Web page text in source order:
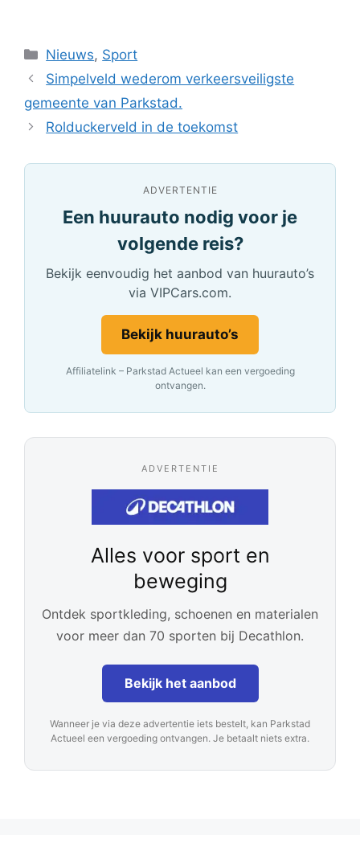
Categorieën
Nieuws, Sport
Simpelveld wederom verkeersveiligste
gemeente van Parkstad.
Rolduckerveld in de toekomst
ADVERTENTIE
Een huurauto nodig voor je
volgende reis?
Bekijk eenvoudig het aanbod van huurauto’s
via VIPCars.com.
Bekijk huurauto’s
Affiliatelink – Parkstad Actueel kan een vergoeding
ontvangen.
ADVERTENTIE
Alles voor sport en
beweging
Ontdek sportkleding, schoenen en materialen
voor meer dan 70 sporten bij Decathlon.
Bekijk het aanbod
Wanneer je via deze advertentie iets bestelt, kan Parkstad
Actueel een vergoeding ontvangen. Je betaalt niets extra.